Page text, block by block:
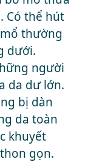
Có thể hút
thường
dưới.
người
da dư lớn.
bị dàn
da toàn
khuyết
gọn.